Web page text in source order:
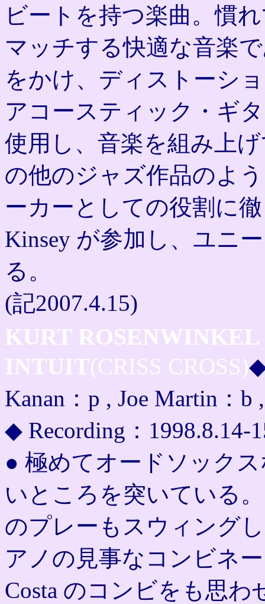
ビートを持つ楽曲。慣
マッチする快適な音楽
をかけ、ディストーシ
アコースティック・ギ
使用し、音楽を組み上
の他のジャズ作品のよ
ーカーとしての役割に
Kinsey が参加し、ユニ
る。
(記2007.4.15)
KURT
INTUIT(CRISS CROSS)
Kanan：p , Joe Martin：b
◆ Recording：1998.8.14-
● 極めてオードソック
いところを突いている
のプレーもスウィング
アノの見事なコンビネ
Costa のコンビをも思